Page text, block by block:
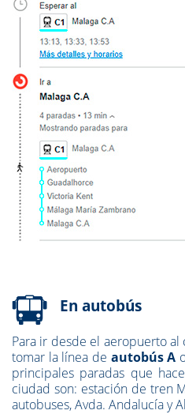
En autobús
Para ir desde el aeropuerto
tomar la línea de autobús A
principales paradas que
ciudad son: estación de tren
autobuses, Avda. Andalucía y